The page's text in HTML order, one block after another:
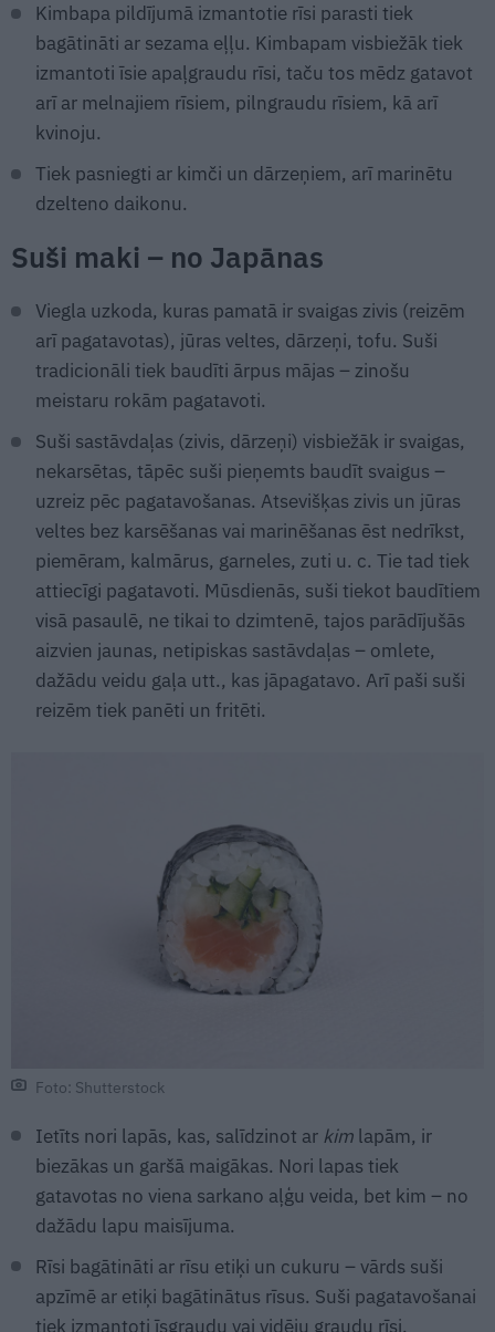
Kimbapa pildījumā izmantotie rīsi parasti tiek
bagātināti ar sezama eļļu. Kimbapam visbiežāk tiek
izmantoti īsie apaļgraudu rīsi, taču tos mēdz gatavot
arī ar melnajiem rīsiem, pilngraudu rīsiem, kā arī
kvinoju.
Tiek pasniegti ar kimči un dārzeņiem, arī marinētu
dzelteno daikonu.
Suši maki – no Japānas
Viegla uzkoda, kuras pamatā ir svaigas zivis (reizēm
arī pagatavotas), jūras veltes, dārzeņi, tofu. Suši
tradicionāli tiek baudīti ārpus mājas – zinošu
meistaru rokām pagatavoti.
Suši sastāvdaļas (zivis, dārzeņi) visbiežāk ir svaigas,
nekarsētas, tāpēc suši pieņemts baudīt svaigus –
uzreiz pēc pagatavošanas. Atsevišķas zivis un jūras
veltes bez karsēšanas vai marinēšanas ēst nedrīkst,
piemēram, kalmārus, garneles, zuti u. c. Tie tad tiek
attiecīgi pagatavoti. Mūsdienās, suši tiekot baudītiem
visā pasaulē, ne tikai to dzimtenē, tajos parādījušās
aizvien jaunas, netipiskas sastāvdaļas – omlete,
dažādu veidu gaļa utt., kas jāpagatavo. Arī paši suši
reizēm tiek panēti un fritēti.
Foto: Shutterstock
Ietīts nori lapās, kas, salīdzinot ar kim lapām, ir
biezākas un garšā maigākas. Nori lapas tiek
gatavotas no viena sarkano aļģu veida, bet kim – no
dažādu lapu maisījuma.
Rīsi bagātināti ar rīsu etiķi un cukuru – vārds suši
apzīmē ar etiķi bagātinātus rīsus. Suši pagatavošanai
tiek izmantoti īsgraudu vai vidēju graudu rīsi.